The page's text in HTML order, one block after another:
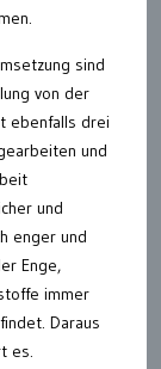
sind
von der
ebenfalls drei
und
und
enger und
Enge,
immer
Daraus
es.